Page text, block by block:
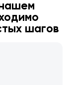
шагов